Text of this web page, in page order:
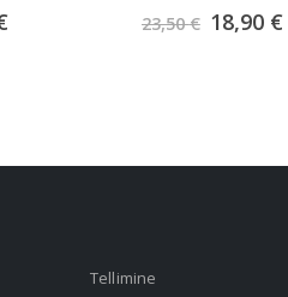
23,50€ Algne
hind
18,90 €
Tellimine